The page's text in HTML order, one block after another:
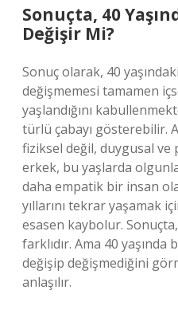
Sonuçta, 40
Değişir Mi?
Sonuç olarak, 40
değişmemesi tamamen
yaşlandığını
türlü çabayı gösterebilir.
fiziksel değil, duygusal
erkek, bu yaşlarda
daha empatik bir insan
yıllarını tekrar yaşamak
esasen kaybolur.
farklıdır. Ama 40
değişip değişmediğini
anlaşılır.